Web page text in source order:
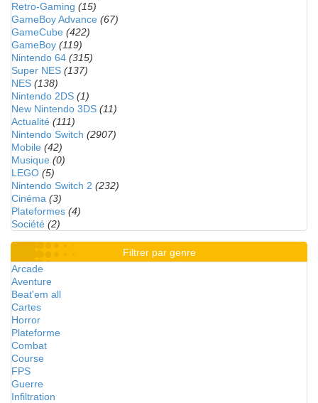
Retro-Gaming (15)
GameBoy Advance (67)
GameCube (422)
GameBoy (119)
Nintendo 64 (315)
Super NES (137)
NES (138)
Nintendo 2DS (1)
New Nintendo 3DS (11)
Actualité (111)
Nintendo Switch (2907)
Mobile (42)
Musique (0)
LEGO (5)
Nintendo Switch 2 (232)
Cinéma (3)
Plateformes (4)
Société (2)
Filtrer par genre
Arcade
Aventure
Beat'em all
Cartes
Horror
Plateforme
Combat
Course
FPS
Guerre
Infiltration